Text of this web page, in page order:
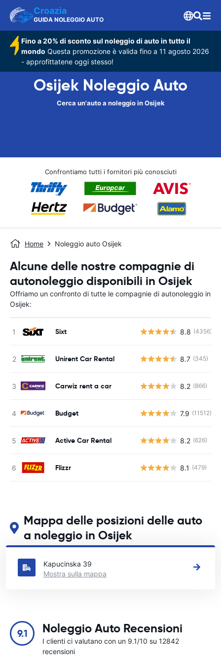
Croazia
GUIDA NOLEGGIO AUTO
Fino a 20% di sconto sul noleggio di auto in tutto il
mondo Questa promozione è valida fino a 11 agosto 2026
- approfittatene oggi stesso!
Osijek Noleggio Auto
Cerca un'auto a noleggio in Osijek
Confrontiamo tutti i fornitori più conosciuti
Home Noleggio auto Osijek
Alcune delle nostre compagnie di
autonoleggio disponibili in Osijek
Offriamo un confronto di tutte le compagnie di autonoleggio in
Osijek:
Sixt 8.8 (4356)
Unirent Car Rental 8.7 (345)
Carwiz rent a car 8.2 (866)
Budget 7.9 (11512)
Active Car Rental 8.2 (626)
Flizzr 8.1 (479)
Mappa delle posizioni delle auto
a noleggio in Osijek
Guarda le nostre principali sedi di autonoleggio in Osijek
Kapucinska 39
Mostra sulla mappa
9.1 Noleggio Auto Recensioni
I clienti ci valutano con un 9.1/10 su 12842
recensioni